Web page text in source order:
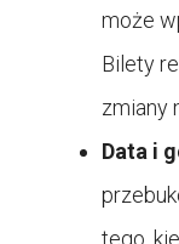
może
Bilety
zmiany
Data i
tego,